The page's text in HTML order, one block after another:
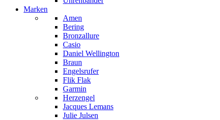
Marken
Amen
Bering
Bronzallure
Casio
Daniel Wellington
Braun
Engelsrufer
Flik Flak
Garmin
Herzengel
Jacques Lemans
Julie Julsen